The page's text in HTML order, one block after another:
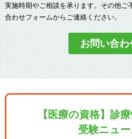
実施時期やご相談を承ります。その他ご
合わせフォームからご連絡ください。
お問い合わ
【医療の資格】診
受験ニュ